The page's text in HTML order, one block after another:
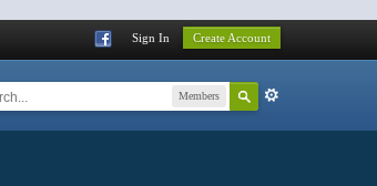
Sign In Create Account
Members